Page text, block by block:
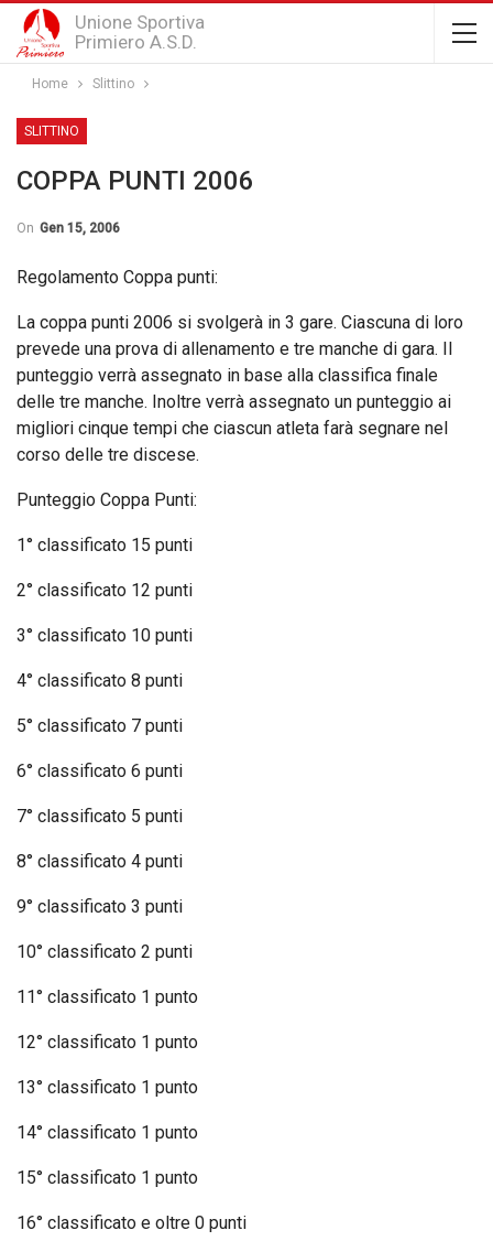
Unione Sportiva
Primiero A.S.D.
Home Slittino
SLITTINO
COPPA PUNTI 2006
On Gen 15, 2006
Regolamento Coppa punti:
La coppa punti 2006 si svolgerà in 3 gare. Ciascuna di loro
prevede una prova di allenamento e tre manche di gara. Il
punteggio verrà assegnato in base alla classifica finale
delle tre manche. Inoltre verrà assegnato un punteggio ai
migliori cinque tempi che ciascun atleta farà segnare nel
corso delle tre discese.
Punteggio Coppa Punti:
1° classificato 15 punti
2° classificato 12 punti
3° classificato 10 punti
4° classificato 8 punti
5° classificato 7 punti
6° classificato 6 punti
7° classificato 5 punti
8° classificato 4 punti
9° classificato 3 punti
10° classificato 2 punti
11° classificato 1 punto
12° classificato 1 punto
13° classificato 1 punto
14° classificato 1 punto
15° classificato 1 punto
16° classificato e oltre 0 punti